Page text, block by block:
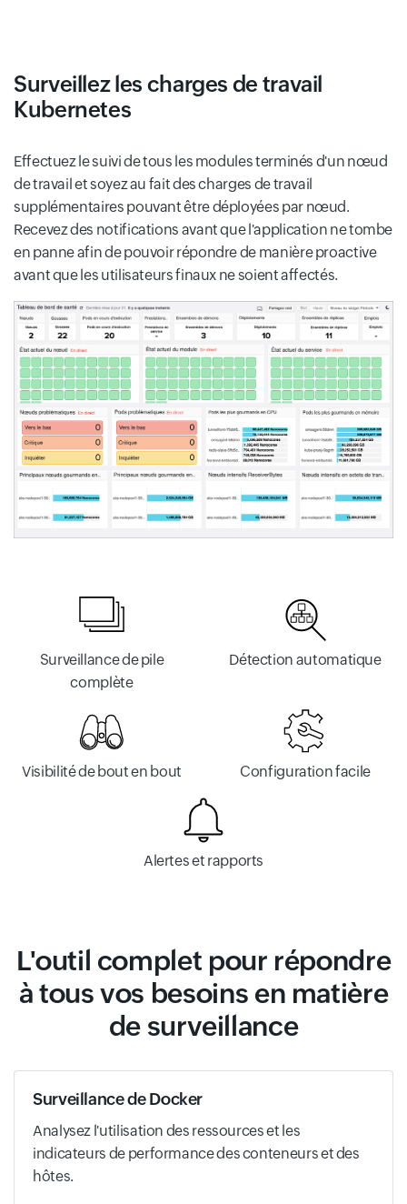
Surveillez les charges de travail
Kubernetes
Effectuez le suivi de tous les modules terminés d'un nœud
de travail et soyez au fait des charges de travail
supplémentaires pouvant être déployées par nœud.
Recevez des notifications avant que l'application ne tombe
en panne afin de pouvoir répondre de manière proactive
avant que les utilisateurs finaux ne soient affectés.
Surveillance de pile
complète
Détection automatique
Visibilité de bout en bout Configuration facile
Alertes et rapports
L'outil complet pour répondre
à tous vos besoins en matière
de surveillance
Surveillance de Docker
Analysez l'utilisation des ressources et les
indicateurs de performance des conteneurs et des
hôtes.